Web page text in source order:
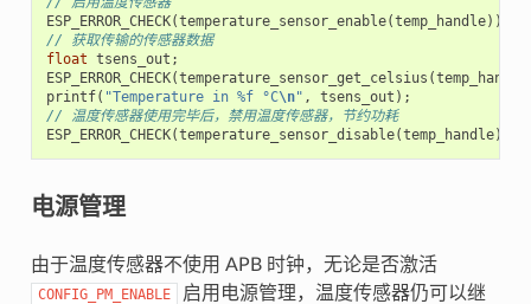
ESP_ERROR_CHECK(temperature_sensor_enable(temp_handle));
// 获取传输的传感器数据
float tsens_out ;
ESP_ERROR_CHECK(temperature_sensor_get_celsius (temp_handle
printf( "Temperature in %f °C\n" , tsens_out );
// 温度传感器使用完毕后，禁用温度传感器，节约功耗
ESP_ERROR_CHECK(temperature_sensor_disable(temp_handle));
电源管理
由于温度传感器不使用 APB 时钟，无论是否激活
CONFIG_PM_ENABLE
启用电源管理，温度传感器仍可以继